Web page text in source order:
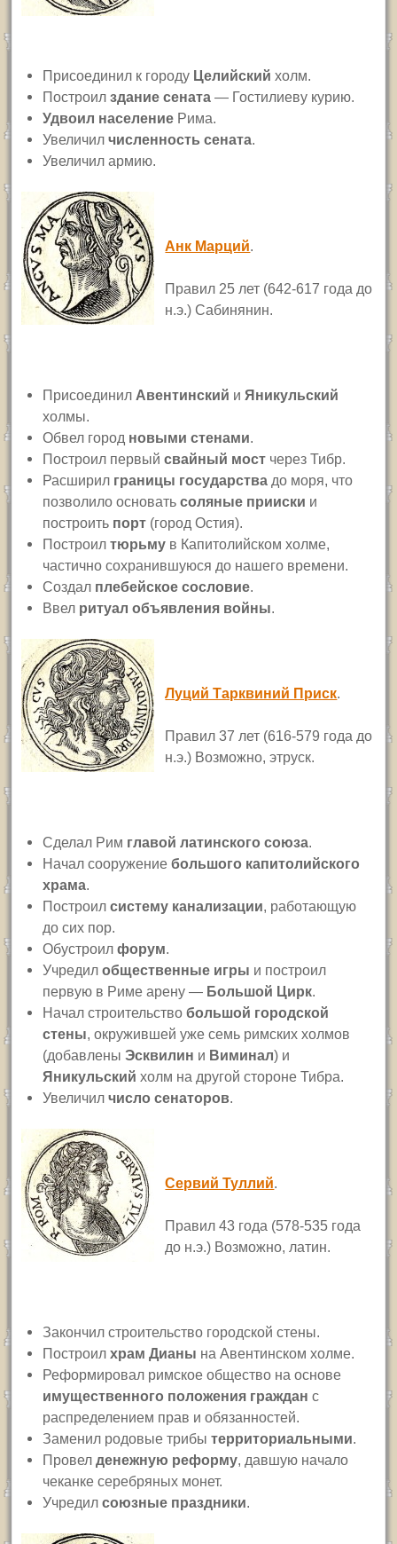
Присоединил к городу Целийский холм.
Построилздание сената — Гостилиеву курию.
Удвоил население Рима.
Увеличилчисленность сената.
Увеличил армию.
Анк Марций.
Правил 25 лет (642-617 года до
н.э.) Сабинянин.
Присоединил Авентинский и Яникульский
холмы.
Обвел город новыми стенами.
Построил первыйсвайный мост через Тибр.
Расширил границы государства до моря, что
позволило основать соляные прииски и
построить порт (город Остия).
Построилтюрьму в Капитолийском холме,
частично сохранившуюся до нашего времени.
Создал плебейское сословие.
Ввел ритуал объявления войны.
Луций Тарквиний Приск.
Правил 37 лет (616-579 года до
н.э.) Возможно, этруск.
Сделал Рим главой латинского союза.
Начал сооружениебольшого капитолийского
храма.
Построилсистему канализации, работающую
до сих пор.
Обустроилфорум.
Учредилобщественные игры и построил
первую в Риме арену — Большой Цирк.
Начал строительствобольшой городской
стены, окружившей уже семь римских холмов
(добавленыЭсквилин и Виминал) и
Яникульский холм на другой стороне Тибра.
Увеличилчисло сенаторов.
Сервий Туллий.
Правил 43 года (578-535 года
до н.э.) Возможно, латин.
Закончил строительство городской стены.
Построилхрам Дианы на Авентинском холме.
Реформировал римское общество на основе
имущественного положения граждан с
распределением прав и обязанностей.
Заменил родовые трибытерриториальными.
Провелденежную реформу, давшую начало
чеканке серебряных монет.
Учредилсоюзные праздники.